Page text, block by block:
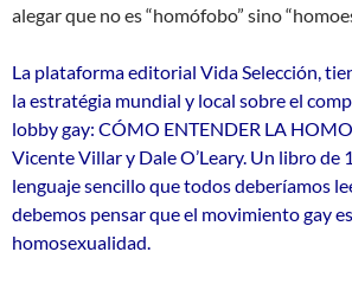
alegar que no es “homófobo” sino
La plataforma editorial Vida Selección,
la estratégia mundial y local sobre el
lobby gay: CÓMO ENTENDER LA
Vicente Villar y Dale O’Leary. Un libro de
lenguaje sencillo que todos deberíamos
debemos pensar que el movimiento gay
homosexualidad.